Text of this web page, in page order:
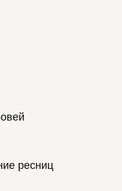
ресниц